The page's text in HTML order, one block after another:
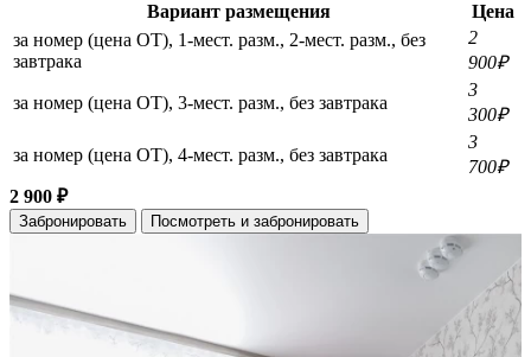
Вариант размещения
Цена
за номер (цена ОТ), 1-мест. разм., 2-мест. разм., без
завтрака
2
900₽
за номер (цена ОТ), 3-мест. разм., без завтрака
3
300₽
за номер (цена ОТ), 4-мест. разм., без завтрака
3
700₽
2 900 ₽
Забронировать Посмотреть и забронировать